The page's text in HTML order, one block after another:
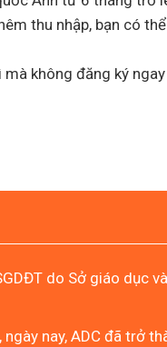
thu nhập, bạn có
không đăng ký
do Sở giáo dục
nay, ADC đã trở